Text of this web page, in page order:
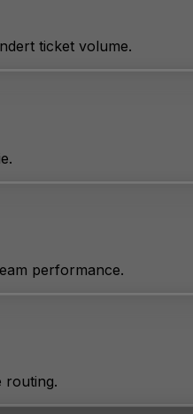
ticket volume.
performance.
routing.